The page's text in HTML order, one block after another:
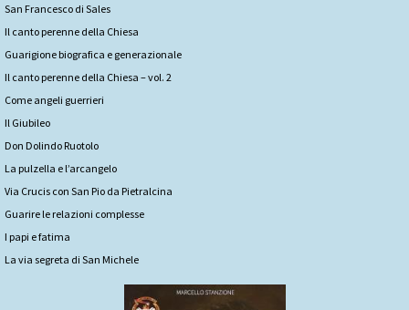
San Francesco di Sales
Il canto perenne della Chiesa
Guarigione biografica e generazionale
Il canto perenne della Chiesa – vol. 2
Come angeli guerrieri
Il Giubileo
Don Dolindo Ruotolo
La pulzella e l’arcangelo
Via Crucis con San Pio da Pietralcina
Guarire le relazioni complesse
I papi e fatima
La via segreta di San Michele